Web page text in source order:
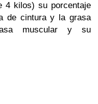
4 kilos) su porcentaje
de cintura y la grasa
muscular y su